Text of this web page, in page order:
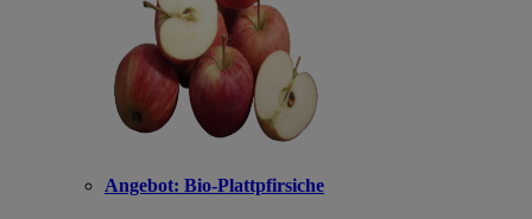
Angebot: Bio-Plattpfirsiche